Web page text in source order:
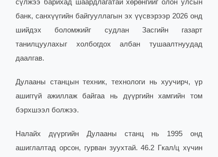
сүлжээ барихад шаардлагатай хөрөнгийг олон улсын
банк, санхүүгийн байгууллагын эх үүсвэрээр 2026 онд
шийдэх боломжийг судлан Засгийн газарт
танилцуулахыг холбогдох албан тушаалтнуудад
даалгав.
Дулааны станцын техник, технологи нь хуучирч, үр
ашиггүй ажиллаж байгаа нь дүүргийн хамгийн том
бэрхшээл болжээ.
Налайх дүүргийн Дулааны станц нь 1995 онд
ашиглалтад орсон, гурван зуухтай. 46.2 Гкал/ц хүчин